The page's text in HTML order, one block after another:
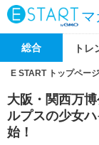
マ
総合 トレ
E START トップページ
大阪・関西万
ルプスの少女
始！